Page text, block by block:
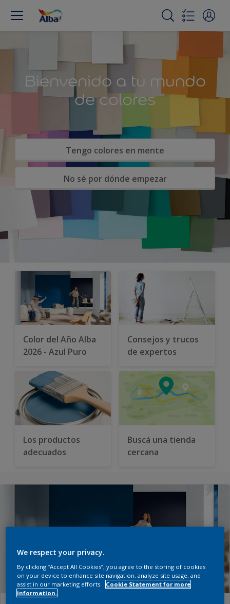
Bienvenido a tu mundo
de colores
Tengo colores en mente
No sé por dónde empezar
Color del Año Alba
2026 - Azul Puro
Consejos y trucos
de expertos
Los productos
adecuados
Buscá una tienda
cercana
We respect your privacy.
By clicking “Accept All Cookies”, you agree to the storing of cookies
on your device to enhance site navigation, analyze site usage, and
assist in our marketing efforts.
Cookie Statement for more
information.